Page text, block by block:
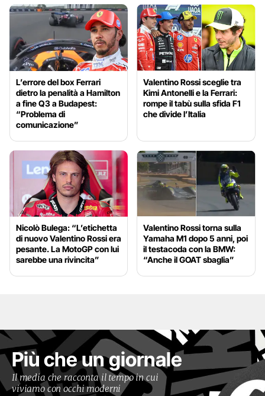
L’errore del box Ferrari
dietro la penalità a Hamilton
a fine Q3 a Budapest:
“Problema di
comunicazione”
Valentino Rossi sceglie tra
Kimi Antonelli e la Ferrari:
rompe il tabù sulla sfida F1
che divide l’Italia
Nicolò Bulega: “L’etichetta
di nuovo Valentino Rossi era
pesante. La MotoGP con lui
sarebbe una rivincita”
Valentino Rossi torna sulla
Yamaha M1 dopo 5 anni, poi
il testacoda con la BMW:
“Anche il GOAT sbaglia”
Più che un giornale
Il media che racconta il tempo in cui
viviamo con occhi moderni